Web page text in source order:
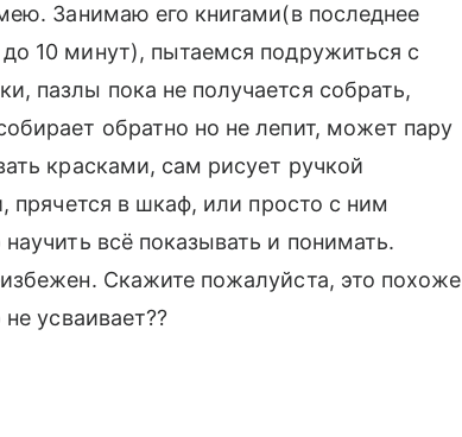
Занимаю его книгами(в последнее
10 минут), пытаемся подружиться с
пазлы пока не получается собрать,
обратно но не лепит, может пару
красками, сам рисует ручкой
прячется в шкаф, или просто с ним
всё показывать и понимать.
Скажите пожалуйста, это похоже
усваивает??